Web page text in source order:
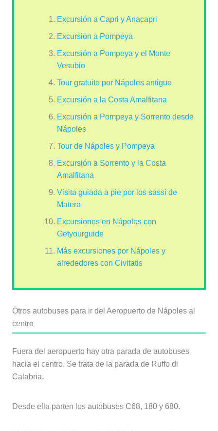
Excursión a Capri y Anacapri
Excursión a Pompeya
Excursión a Pompeya y el Monte
Vesubio
Tour gratuito por Nápoles antiguo
Excursión a la Costa Amalfitana
Excursión a Pompeya y Sorrento desde
Nápoles
Tour de Nápoles y Pompeya
Excursión a Sorrento y la Costa
Amalfitana
Visita guiada a pie por los sassi de
Matera
Excursiones en Nápoles con
Getyourguide
Más excursiones por Nápoles y
alrededores con Civitatis
Otros autobuses para ir del Aeropuerto de Nápoles al
centro
Fuera del aeropuerto hay otra parada de autobuses
hacia el centro. Se trata de la parada de Ruffo di
Calabria.
Desde ella parten los autobuses C68, 180 y 680.